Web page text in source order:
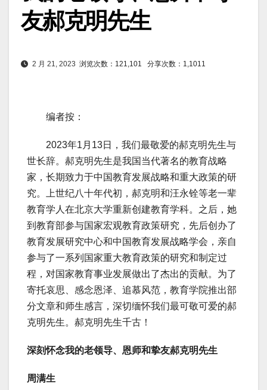
友郝克明先生
2 月 21, 2023 浏览次数：121,101 分享次数：1,1011
编者按：
2023年1月13日，我们最敬爱的郝克明先生与
世长辞。郝克明先生是我国当代著名的教育战略
家，长期致力于中国教育发展战略和重大政策的研
究。上世纪八十年代初，郝克明和汪永铨等老一辈
教育学人在北京大学重新创建教育学科。之后，她
到教育部参与国家宏观教育政策研究，先后创办了
教育发展研究中心和中国教育发展战略学会，亲自
参与了一系列国家重大教育政策的研究和制定过
程，对国家教育事业发展做出了杰出的贡献。为了
寄托哀思、感念恩泽、追慕风范，教育学院推出部
分文章和师生感言，深切缅怀我们最可敬可爱的郝
克明先生。郝克明先生千古！
深刻怀念我的老领导、恩师和挚友郝克明先生
周满生